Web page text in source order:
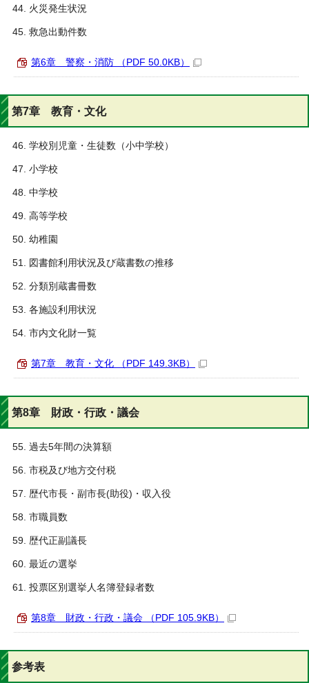
火災発生状況
救急出動件数
第6章 警察・消防 （PDF 50.0KB）
第7章 教育・文化
学校別児童・生徒数（小中学校）
小学校
中学校
高等学校
幼稚園
図書館利用状況及び蔵書数の推移
分類別蔵書冊数
各施設利用状況
市内文化財一覧
第7章 教育・文化 （PDF 149.3KB）
第8章 財政・行政・議会
過去5年間の決算額
市税及び地方交付税
歴代市長・副市長(助役)・収入役
市職員数
歴代正副議長
最近の選挙
投票区別選挙人名簿登録者数
第8章 財政・行政・議会 （PDF 105.9KB）
参考表